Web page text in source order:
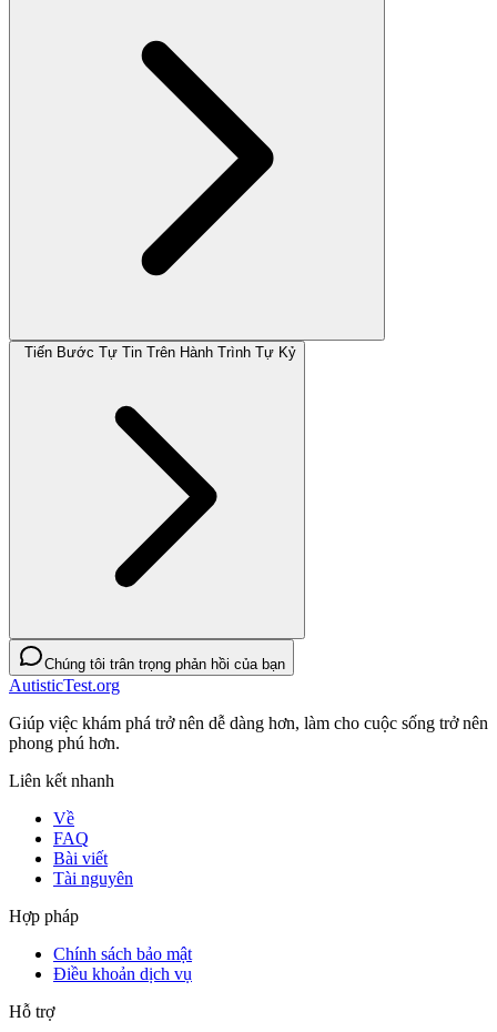
Tiến Bước Tự Tin Trên Hành Trình Tự Kỷ
Chúng tôi trân trọng phản hồi của bạn
AutisticTest.org
Giúp việc khám phá trở nên dễ dàng hơn, làm cho cuộc sống trở nên
phong phú hơn.
Liên kết nhanh
Về
FAQ
Bài viết
Tài nguyên
Hợp pháp
Chính sách bảo mật
Điều khoản dịch vụ
Hỗ trợ